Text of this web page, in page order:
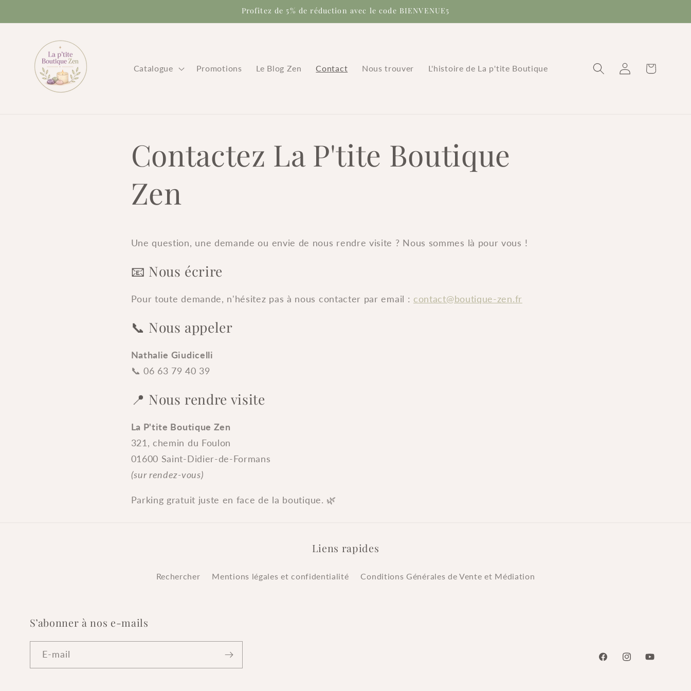
au
Profitez de 5% de réduction avec le code BIENVENUE5
Catalogue Promotions Le Blog Zen Contact Nous trouver L'histoire de La p'tite Boutique Connexion Panier
Contactez La P'tite Boutique
Zen
Une question, une demande ou envie de nous rendre visite ? Nous sommes là pour vous !
📧 Nous écrire
Pour toute demande, n'hésitez pas à nous contacter par email : contact@boutique-zen.fr
📞 Nous appeler
Nathalie Giudicelli
📞 06 63 79 40 39
📍 Nous rendre visite
La P'tite Boutique Zen
321, chemin du Foulon
01600 Saint-Didier-de-Formans
(sur rendez-vous)
Parking gratuit juste en face de la boutique. 🌿
Liens rapides
Rechercher Mentions légales et confidentialité Conditions Générales de Vente et Médiation
S’abonner à nos e-mails
E-mail
FacebookInstagramYouTube